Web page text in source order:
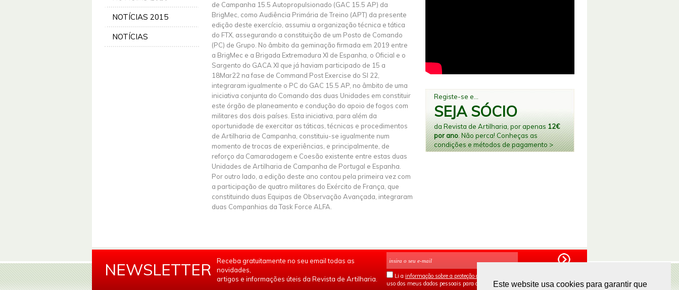
Este website usa cookies para garantir que
NOTÍCIAS 2015
NOTÍCIAS
de Campanha 15.5 Autopropulsionado (GAC 15.5 AP) da
BrigMec, como Audiência Primária de Treino (APT) da presente
edição deste exercício, assumiu a organização técnica e tática
do FTX, assegurando a constituição de um Posto de Comando
(PC) de Grupo. No âmbito da geminação firmada em 2019 entre
a BrigMec e a Brigada Extremadura XI de Espanha, o Oficial e o
Sargento do GACA XI que já haviam participado de 15 a
18Mar22 na fase de Command Post Exercise do SI 22,
integraram igualmente o PC do GAC 15.5 AP, no âmbito de uma
iniciativa conjunta do Comando das duas Unidades em constituir
este órgão de planeamento e condução do apoio de fogos com
militares dos dois países. Esta iniciativa, para além da
oportunidade de exercitar as táticas, técnicas e procedimentos
de Artilharia de Campanha, constituiu-se igualmente num
momento de trocas de experiências, e principalmente, de
reforço da Camaradagem e Coesão existente entre estas duas
Unidades de Artilharia de Campanha de Portugal e Espanha.
Por outro lado, a edição deste ano contou pela primeira vez com
a participação de quatro militares do Exército de França, que
constituindo duas Equipas de Observação Avançada, integraram
duas Companhias da Task Force ALFA.
Registe-se e...
SEJA SÓCIO
da Revista de Artilharia, por apenas 12€
por ano. Não perca! Conheças as
condições e métodos de pagamento >
NEWSLETTER
Receba gratuitamente no seu email todas as
novidades,
artigos e informações úteis da Revista de Artilharia.
Li a informação sobre a proteção de dados
uso dos meus dados pessoais para os fins mencionados.